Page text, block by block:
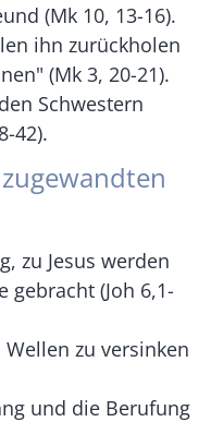
(Mk 10, 13-16).
ihn zurückholen
(Mk 3, 20-21).
Schwestern
42).
zu Jesus werden
gebracht (Joh 6,1-
zu versinken
und die Berufung